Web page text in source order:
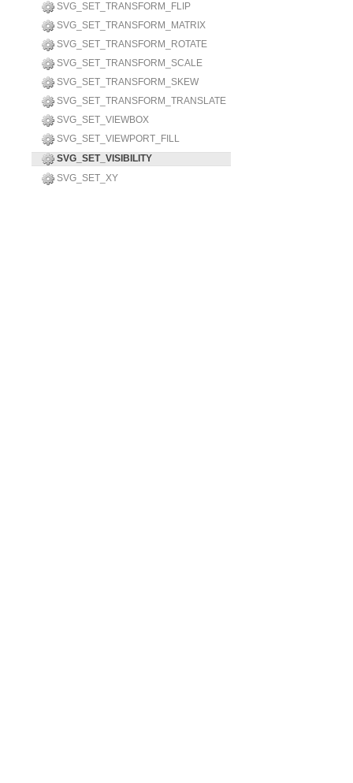
SVG_SET_TRANSFORM_FLIP
SVG_SET_TRANSFORM_MATRIX
SVG_SET_TRANSFORM_ROTATE
SVG_SET_TRANSFORM_SCALE
SVG_SET_TRANSFORM_SKEW
SVG_SET_TRANSFORM_TRANSLATE
SVG_SET_VIEWBOX
SVG_SET_VIEWPORT_FILL
SVG_SET_VISIBILITY
SVG_SET_XY